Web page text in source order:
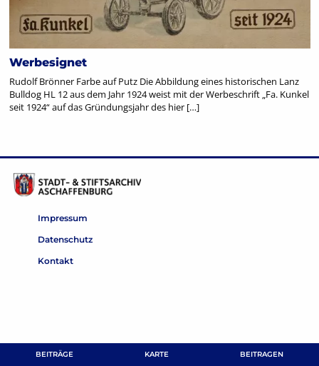
BEITRÄGE KARTE BEITRAGEN
Werbesignet
Rudolf Brönner Farbe auf Putz Die Abbildung eines historischen Lanz
Bulldog HL 12 aus dem Jahr 1924 weist mit der Werbeschrift „Fa. Kunkel
seit 1924“ auf das Gründungsjahr des hier […]
Impressum
Datenschutz
Kontakt